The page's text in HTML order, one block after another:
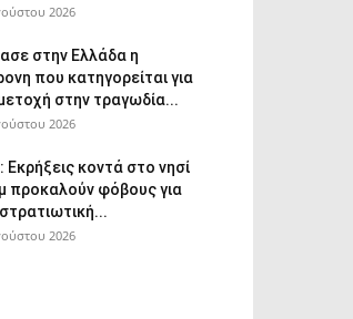
2026
στην Ελλάδα η
που κατηγορείται για
στην τραγωδία...
2026
Εκρήξεις κοντά στο νησί
προκαλούν φόβους για
2026